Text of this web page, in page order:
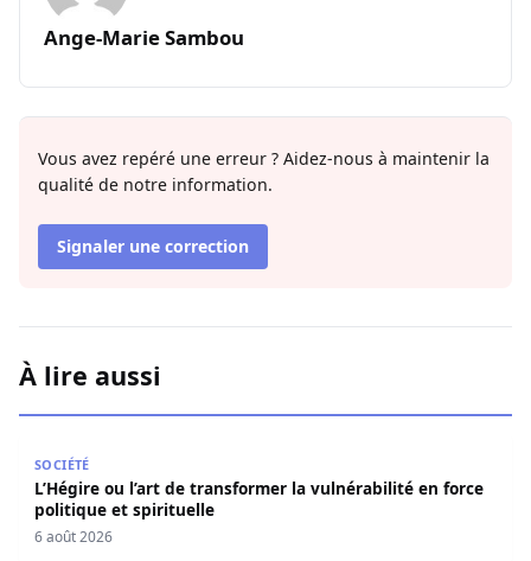
Ange-Marie Sambou
Vous avez repéré une erreur ? Aidez-nous à maintenir la
qualité de notre information.
Signaler une correction
À lire aussi
SOCIÉTÉ
L’Hégire ou l’art de transformer la vulnérabilité en force
politique et spirituelle
6 août 2026